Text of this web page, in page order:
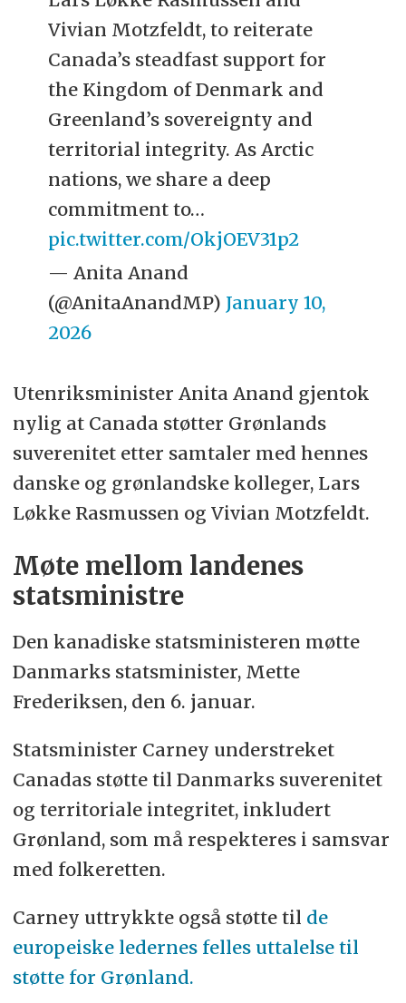
Vivian Motzfeldt, to reiterate
Canada’s steadfast support for
the Kingdom of Denmark and
Greenland’s sovereignty and
territorial integrity. As Arctic
nations, we share a deep
commitment to…
pic.twitter.com/OkjOEV31p2
— Anita Anand
(@AnitaAnandMP) January 10,
2026
Utenriksminister Anita Anand gjentok
nylig at Canada støtter Grønlands
suverenitet etter samtaler med hennes
danske og grønlandske kolleger, Lars
Løkke Rasmussen og Vivian Motzfeldt.
Møte mellom landenes
statsministre
Den kanadiske statsministeren møtte
Danmarks statsminister, Mette
Frederiksen, den 6. januar.
Statsminister Carney understreket
Canadas støtte til Danmarks suverenitet
og territoriale integritet, inkludert
Grønland, som må respekteres i samsvar
med folkeretten.
Carney uttrykkte også støtte til de
europeiske ledernes felles uttalelse til
støtte for Grønland.